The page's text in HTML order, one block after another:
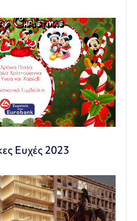
Ευχές 2023